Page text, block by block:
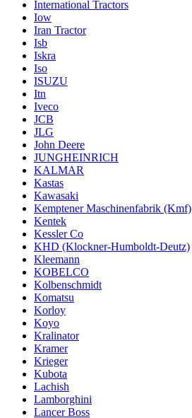
International Tractors
Iow
Iran Tractor
Isb
Iskra
Iso
ISUZU
Itn
Iveco
JCB
JLG
John Deere
JUNGHEINRICH
KALMAR
Kastas
Kawasaki
Kemptener Maschinenfabrik (Kmf)
Kentek
Kessler Co
KHD (Klockner-Humboldt-Deutz)
Kleemann
KOBELCO
Kolbenschmidt
Komatsu
Korloy
Koyo
Kralinator
Kramer
Krieger
Kubota
Lachish
Lamborghini
Lancer Boss